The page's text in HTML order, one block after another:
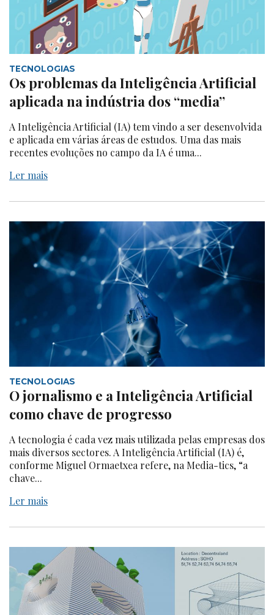
TECNOLOGIAS
Os problemas da Inteligência Artificial
aplicada na indústria dos “media”
A Inteligência Artificial (IA) tem vindo a ser desenvolvida
e aplicada em várias áreas de estudos. Uma das mais
recentes evoluções no campo da IA é uma...
Ler mais
TECNOLOGIAS
O jornalismo e a Inteligência Artificial
como chave de progresso
A tecnologia é cada vez mais utilizada pelas empresas dos
mais diversos sectores. A Inteligência Artificial (IA) é,
conforme Miguel Ormaetxea refere, na Media-tics, “a
chave...
Ler mais